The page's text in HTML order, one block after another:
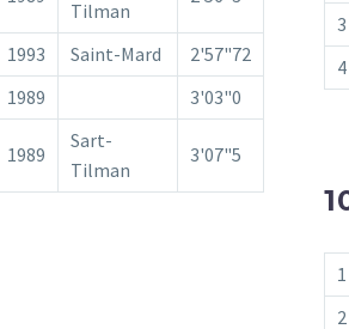
Tilman
1993 Saint-Mard
2'57"72
1989 3'03"0
1989
Sart-
Tilman
3'07"5
3
4
1
2